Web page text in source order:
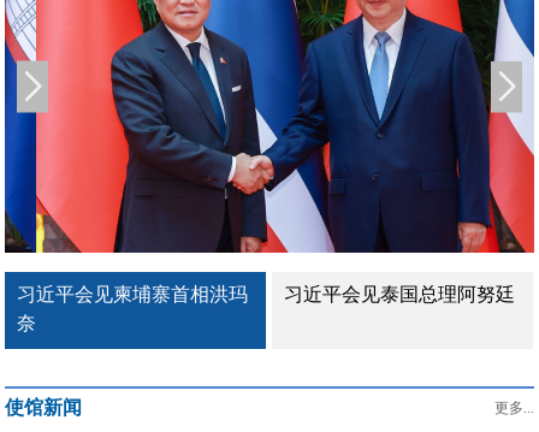
习近平会见泰国总理阿努廷
习近平出席2026世界人工智
使馆新闻 更多...